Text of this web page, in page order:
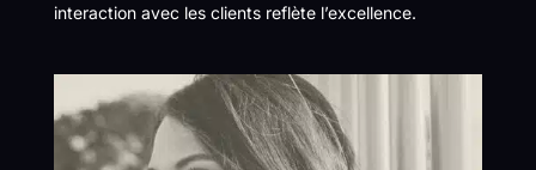
interaction avec les clients reflète l’excellence.